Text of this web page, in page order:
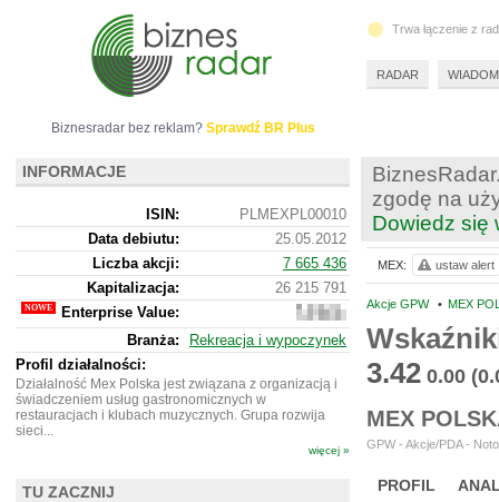
zgodę na
Dowiedz się
Akcje GPW • MEX
3.42 0.00
MEX
GPW - Akcje/PDA -
PROFIL
MEX: ustaw alert
Biznesradar bez reklam? Sprawdź BR Plus
INFORMACJE
ISIN:
PLMEXPL00010
Data debiutu:
25.05.2012
Liczba akcji:
7 665 436
Kapitalizacja:
26 215 791
Enterprise Value:
78
526
791
Branża:
Rekreacja i wypoczynek
Profil działalności:
Działalność Mex Polska jest związana z organizacją i
świadczeniem usług gastronomicznych w
restauracjach i klubach muzycznych. Grupa rozwija
sieci...
więcej »
TU ZACZNIJ
Trwa łączenie z
RADAR